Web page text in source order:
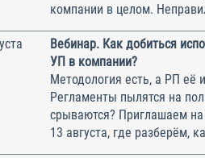
компании в целом.
Вебинар. Как добиться
УП в компании?
Методология есть, а РП её
Регламенты пылятся на
срываются? Приглашаем
13 августа, где разберём,